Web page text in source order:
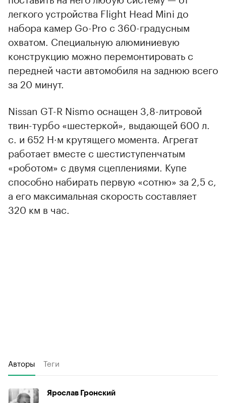
легкого устройства Flight Head Mini до
набора камер Go-Pro с 360-градусным
охватом. Специальную алюминиевую
конструкцию можно перемонтировать с
передней части автомобиля на заднюю всего
за 20 минут.
Nissan GT-R Nismo оснащен 3,8-литровой
твин-турбо «шестеркой», выдающей 600 л.
с. и 652 Н·м крутящего момента. Агрегат
работает вместе с шестиступенчатым
«роботом» с двумя сцеплениями. Купе
способно набирать первую «сотню» за 2,5 с,
а его максимальная скорость составляет
320 км в час.
Авторы Теги
Ярослав Гронский